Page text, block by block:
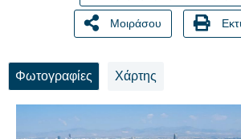
Μοιράσου
Φωτογραφίες Χάρτης